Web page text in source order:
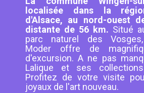
localisée dans la
d'Alsace, au nord-ouest
distante de 56 km. Situé
parc naturel des Vosges,
Moder offre de
d'excursion. A ne pas
Lalique et ses
Profitez de votre visite
joyaux de l'art nouveau.